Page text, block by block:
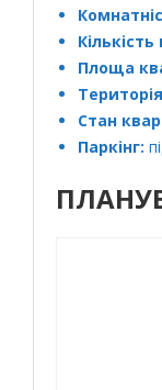
Площа
Стан
Паркінг: